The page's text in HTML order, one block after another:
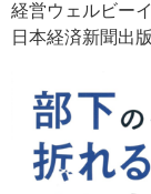
経営ウェルビー
日本経済新聞出